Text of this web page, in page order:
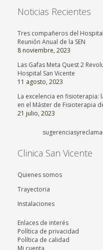
Noticias Recientes
Tres compañeros del
Reunión Anual de la SEN
8 noviembre, 2023
Las Gafas Meta Quest 2
Hospital San Vicente
11 agosto, 2023
La excelencia en fisioterapia:
en el Máster de Fisioterapia
21 julio, 2023
Clinica San Vicente
Quienes somos
Trayectoria
Instalaciones
Enlaces de interés
Política de privacidad
Política de calidad
Mi cuenta